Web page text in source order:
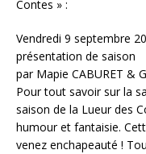
Contes » :
Vendredi 9 septembre
présentation de saison
par Mapie CABURET &
Pour tout savoir sur la
saison de la Lueur des
humour et fantaisie.
venez enchapeauté !